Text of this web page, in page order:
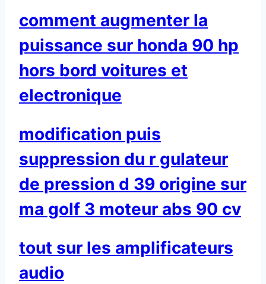
comment augmenter la
puissance sur honda 90 hp
hors bord voitures et
electronique
modification puis
suppression du r gulateur
de pression d 39 origine sur
ma golf 3 moteur abs 90 cv
tout sur les amplificateurs
audio